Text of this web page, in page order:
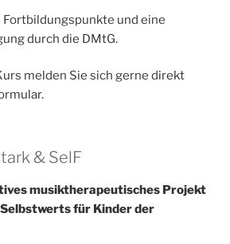
und eine
durch die DMtG.
melden Sie sich gerne direkt
& SelF
musiktherapeutisches Projekt
für Kinder der